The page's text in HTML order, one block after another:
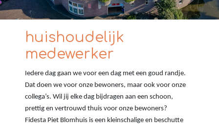
huishoudelijk
medewerker
Iedere dag gaan we voor een dag met een goud randje.
Dat doen we voor onze bewoners, maar ook voor onze
collega’s. Wil jij elke dag bijdragen aan een schoon,
prettig en vertrouwd thuis voor onze bewoners?
Fidesta Piet Blomhuis is een kleinschalige en beschutte